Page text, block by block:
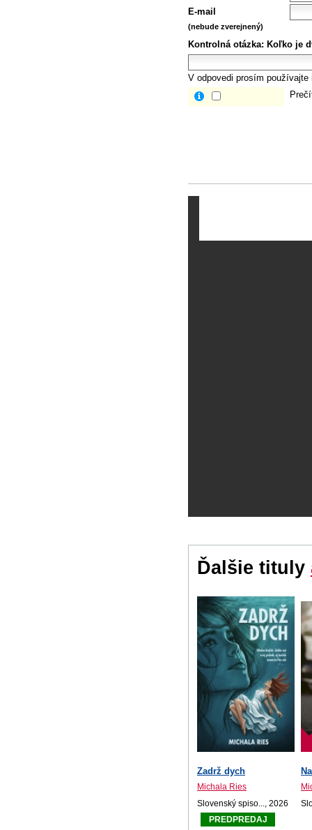
E-mail
(nebude zverejnený)
Kontrolná otázka: Koľko je
V odpovedi prosím
Ďalšie tituly
Zadrž dych
Michala Ries
Slovenský spiso..., 2026
PREDPREDAJ